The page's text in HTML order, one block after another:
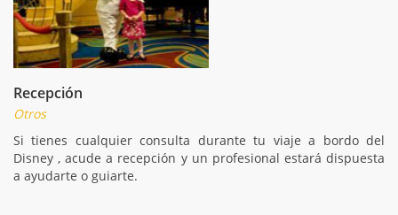
Recepción
Otros
Si tienes cualquier consulta durante tu viaje a bordo del
Disney , acude a recepción y un profesional estará dispuesta
a ayudarte o guiarte.